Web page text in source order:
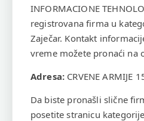
INFORMACIONE
registrovana firma u
Zaječar. Kontakt
vreme možete pronaći na
Adresa: CRVENE ARMIJE
Da biste pronašli slične
posetite stranicu kategorije